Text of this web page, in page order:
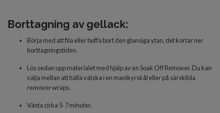
Borttagning av gellack:
Börja med att fila eller buffa bort den glansiga ytan, det kortar ner
borttagningstiden.
Lös sedan upp materialet med hjälp av en Soak Off Remover. Du kan
välja mellan att hälla vätska i en manikyrskål eller på särskilda
remover wraps.
Vänta cirka 5-7 minuter.